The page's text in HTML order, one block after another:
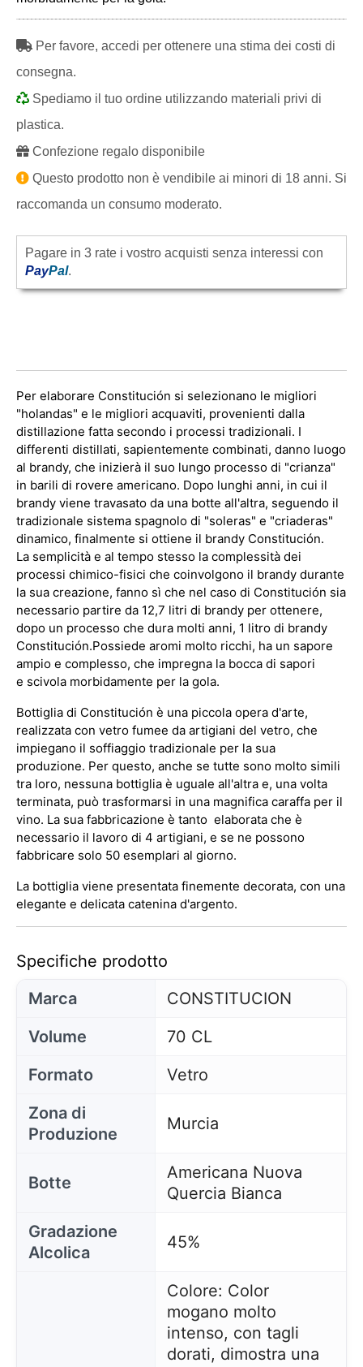
Per favore, accedi per ottenere una stima dei costi di
consegna.
Spediamo il tuo ordine utilizzando materiali privi di
plastica.
Confezione regalo disponibile
Questo prodotto non è vendibile ai minori di 18 anni. Si
raccomanda un consumo moderato.
Pagare in 3 rate i vostro acquisti senza interessi con
PayPal.
Per elaborare Constitución si selezionano le migliori
"holandas" e le migliori acquaviti, provenienti dalla
distillazione fatta secondo i processi tradizionali. I
differenti distillati, sapientemente combinati, danno luogo
al brandy, che inizierà il suo lungo processo di "crianza"
in barili di rovere americano. Dopo lunghi anni, in cui il
brandy viene travasato da una botte all'altra, seguendo il
tradizionale sistema spagnolo di "soleras" e "criaderas"
dinamico, finalmente si ottiene il brandy Constitución.
La semplicità e al tempo stesso la complessità dei
processi chimico-fisici che coinvolgono il brandy durante
la sua creazione, fanno sì che nel caso di Constitución sia
necessario partire da 12,7 litri di brandy per ottenere,
dopo un processo che dura molti anni, 1 litro di brandy
Constitución.Possiede aromi molto ricchi, ha un sapore
ampio e complesso, che impregna la bocca di sapori
e scivola morbidamente per la gola.
Bottiglia di Constitución è una piccola opera d'arte,
realizzata con vetro fumee da artigiani del vetro, che
impiegano il soffiaggio tradizionale per la sua
produzione. Per questo, anche se tutte sono molto simili
tra loro, nessuna bottiglia è uguale all'altra e, una volta
terminata, può trasformarsi in una magnifica caraffa per il
vino. La sua fabbricazione è tanto elaborata che è
necessario il lavoro di 4 artigiani, e se ne possono
fabbricare solo 50 esemplari al giorno.
La bottiglia viene presentata finemente decorata, con una
elegante e delicata catenina d'argento.
Specifiche prodotto
Marca
CONSTITUCION
Volume
70 CL
Formato
Vetro
Zona di
Produzione
Murcia
Botte
Americana Nuova
Quercia Bianca
Gradazione
Alcolica
45%
Colore: Color
mogano molto
intenso, con tagli
dorati, dimostra una